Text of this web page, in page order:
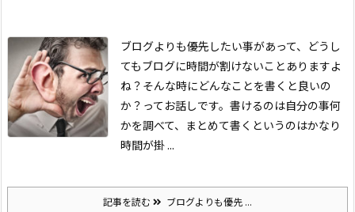
ブログよりも優先したい事があって、どうし
てもブログに時間が割けないことありますよ
ね？ そんな時にどんなことを書くと良いの
か？ってお話しです。 書けるのは自分の事何
かを調べて、まとめて書くというのはかなり
時間が掛 ...
記事を読む ブログよりも優先 ...